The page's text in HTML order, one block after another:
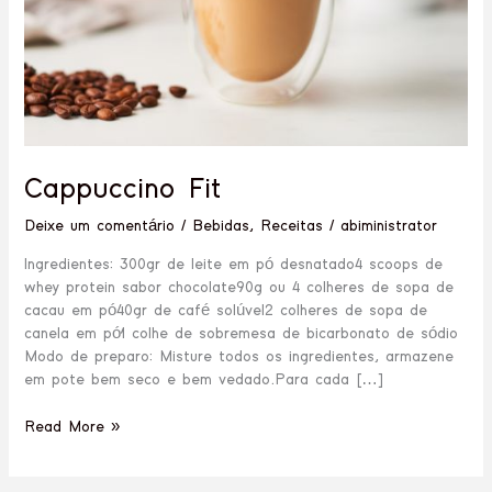
Cappuccino Fit
Deixe um comentário / Bebidas, Receitas /abiministrator
Ingredientes: 300gr de leite em pó desnatado4 scoops de
whey protein sabor chocolate90g ou 4 colheres de sopa de
cacau em pó40gr de café solúvel2 colheres de sopa de
canela em pó1 colhe de sobremesa de bicarbonato de sódio
Modo de preparo: Misture todos os ingredientes, armazene
em pote bem seco e bem vedado.Para cada […]
Read More »